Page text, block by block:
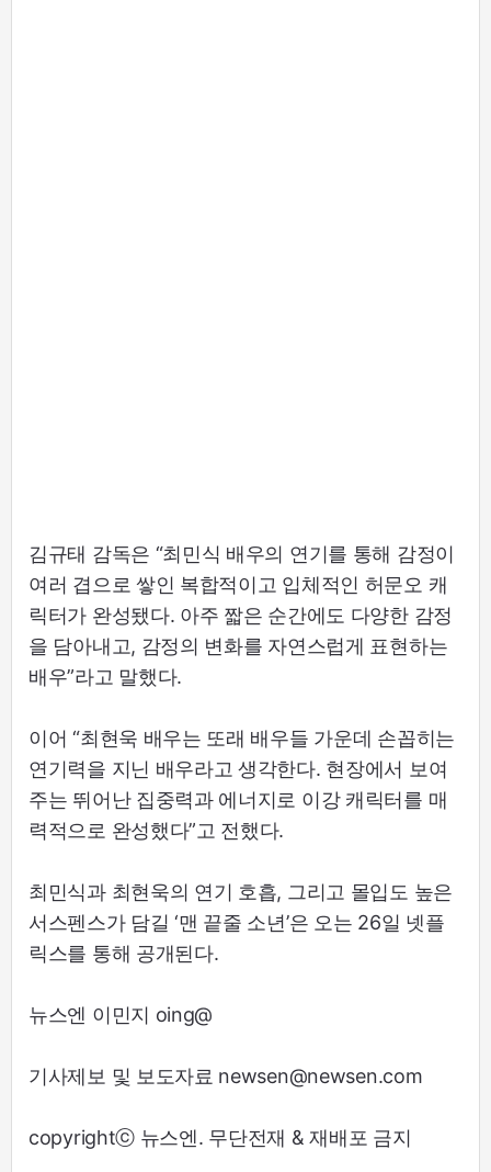
김규태 감독은 “최민식 배우의 연기를 통해 감정이
여러 겹으로 쌓인 복합적이고 입체적인 허문오 캐
릭터가 완성됐다. 아주 짧은 순간에도 다양한 감정
을 담아내고, 감정의 변화를 자연스럽게 표현하는
배우”라고 말했다.
이어 “최현욱 배우는 또래 배우들 가운데 손꼽히는
연기력을 지닌 배우라고 생각한다. 현장에서 보여
주는 뛰어난 집중력과 에너지로 이강 캐릭터를 매
력적으로 완성했다”고 전했다.
최민식과 최현욱의 연기 호흡, 그리고 몰입도 높은
서스펜스가 담길 ‘맨 끝줄 소년’은 오는 26일 넷플
릭스를 통해 공개된다.
뉴스엔 이민지 oing@
기사제보 및 보도자료 newsen@newsen.com
copyrightⓒ 뉴스엔. 무단전재 & 재배포 금지